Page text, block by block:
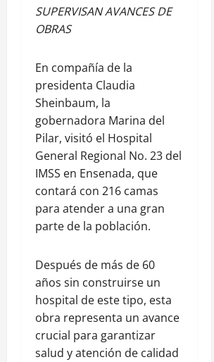
SUPERVISAN AVANCES DE
OBRAS
En compañía de la
presidenta Claudia
Sheinbaum, la
gobernadora Marina del
Pilar, visitó el Hospital
General Regional No. 23 del
IMSS en Ensenada, que
contará con 216 camas
para atender a una gran
parte de la población.
Después de más de 60
años sin construirse un
hospital de este tipo, esta
obra representa un avance
crucial para garantizar
salud y atención de calidad